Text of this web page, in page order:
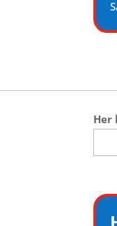
Her